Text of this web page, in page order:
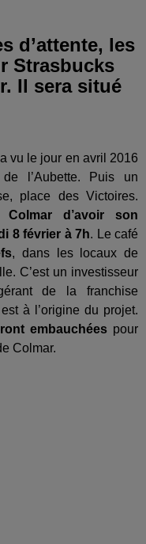
d’attente, les
Strasbucks
Il sera situé
vu le jour en avril 2016
l’Aubette. Puis un
place des Victoires.
d’avoir son
8 février à 7h. Le café
, dans les locaux de
C’est un investisseur
de la franchise
à l’origine du projet.
embauchéespour
Colmar.